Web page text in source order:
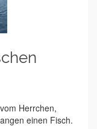
Herrchen,
einen Fisch.